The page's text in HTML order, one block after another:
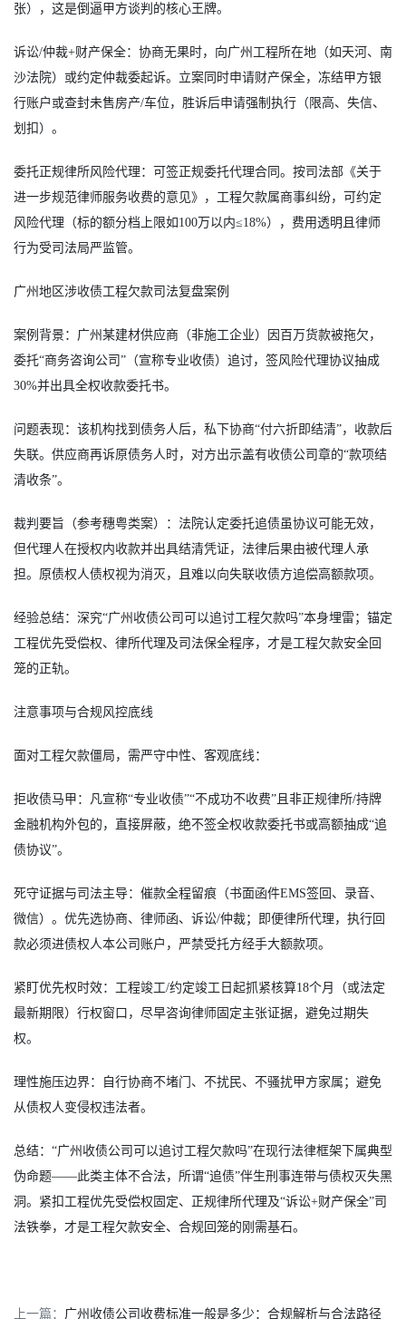
张），这是倒逼甲方谈判的核心王牌。
诉讼/仲裁+财产保全：协商无果时，向广州工程所在地（如天河、南
沙法院）或约定仲裁委起诉。立案同时申请财产保全，冻结甲方银
行账户或查封未售房产/车位，胜诉后申请强制执行（限高、失信、
划扣）。
委托正规律所风险代理：可签正规委托代理合同。按司法部《关于
进一步规范律师服务收费的意见》，工程欠款属商事纠纷，可约定
风险代理（标的额分档上限如100万以内≤18%），费用透明且律师
行为受司法局严监管。
广州地区涉收债工程欠款司法复盘案例
案例背景：广州某建材供应商（非施工企业）因百万货款被拖欠，
委托“商务咨询公司”（宣称专业收债）追讨，签风险代理协议抽成
30%并出具全权收款委托书。
问题表现：该机构找到债务人后，私下协商“付六折即结清”，收款后
失联。供应商再诉原债务人时，对方出示盖有收债公司章的“款项结
清收条”。
裁判要旨（参考穗粤类案）：法院认定委托追债虽协议可能无效，
但代理人在授权内收款并出具结清凭证，法律后果由被代理人承
担。原债权人债权视为消灭，且难以向失联收债方追偿高额款项。
经验总结：深究“广州收债公司可以追讨工程欠款吗”本身埋雷；锚定
工程优先受偿权、律所代理及司法保全程序，才是工程欠款安全回
笼的正轨。
注意事项与合规风控底线
面对工程欠款僵局，需严守中性、客观底线：
拒收债马甲：凡宣称“专业收债”“不成功不收费”且非正规律所/持牌
金融机构外包的，直接屏蔽，绝不签全权收款委托书或高额抽成“追
债协议”。
死守证据与司法主导：催款全程留痕（书面函件EMS签回、录音、
微信）。优先选协商、律师函、诉讼/仲裁；即便律所代理，执行回
款必须进债权人本公司账户，严禁受托方经手大额款项。
紧盯优先权时效：工程竣工/约定竣工日起抓紧核算18个月（或法定
最新期限）行权窗口，尽早咨询律师固定主张证据，避免过期失
权。
理性施压边界：自行协商不堵门、不扰民、不骚扰甲方家属；避免
从债权人变侵权违法者。
总结：“广州收债公司可以追讨工程欠款吗”在现行法律框架下属典型
伪命题——此类主体不合法，所谓“追债”伴生刑事连带与债权灭失黑
洞。紧扣工程优先受偿权固定、正规律所代理及“诉讼+财产保全”司
法铁拳，才是工程欠款安全、合规回笼的刚需基石。
上一篇： 广州收债公司收费标准一般是多少：合规解析与合法路径